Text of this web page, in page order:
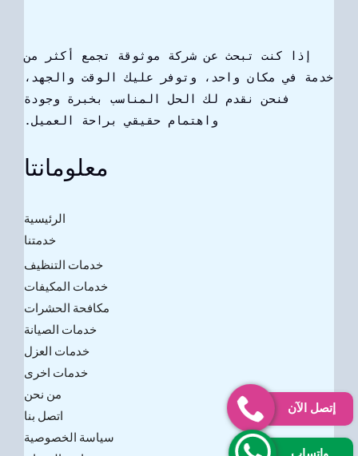
إذا كنت تبحث عن شركة موثوقة تجمع أكثر من
خدمة في مكان واحد، وتوفر عليك الوقت والجهد،
فنحن نقدم لك الحل المناسب بخبرة وجودة
واهتمام حقيقي براحة العميل.
معلومانتا
الرئيسية
خدمتنا
خدمات التنظيف
خدمات المكيفات
مكافحة الحشرات
خدمات الصيانة
خدمات العزل
خدمات اخرى
من نحن
اتصل بنا
سياسة الخصوصية
إتصل الآن
واتساب